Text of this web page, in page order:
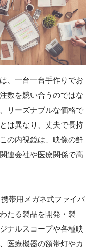
、一台一台手作りでお
数を競い合うのではな
リーズナブルな価格で
は異なり、丈夫で長持
の内視鏡は、映像の鮮
連会社や医療関係で高
帯用メガネ式ファイバ
たる製品を開発・製
ナルスコープや各種映
医療機器の額帯灯やカ